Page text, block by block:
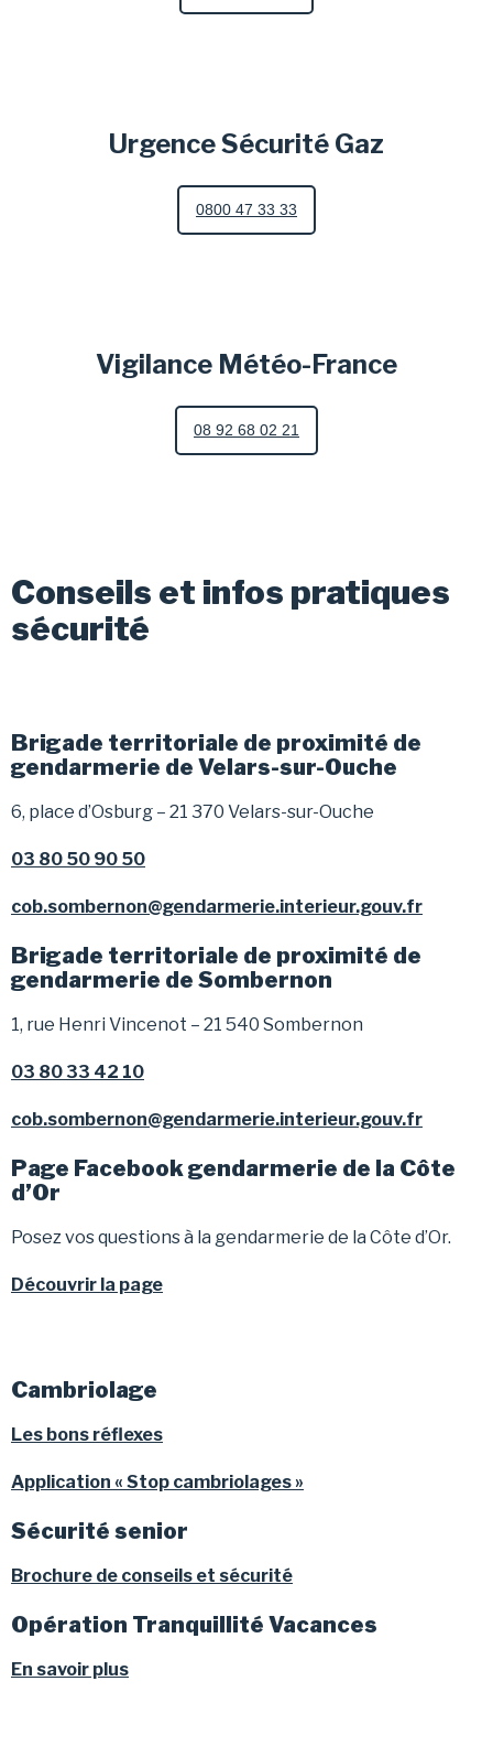
Urgence Sécurité Gaz
0800 47 33 33
Vigilance Météo-France
08 92 68 02 21
Conseils et infos pratiques
sécurité
Brigade territoriale de proximité de
gendarmerie de Velars-sur-Ouche
6, place d’Osburg – 21 370 Velars-sur-Ouche
03 80 50 90 50
cob.sombernon@gendarmerie.interieur.gouv.fr
Brigade territoriale de proximité de
gendarmerie de Sombernon
1, rue Henri Vincenot – 21 540 Sombernon
03 80 33 42 10
cob.sombernon@gendarmerie.interieur.gouv.fr
Page Facebook gendarmerie de la Côte
d’Or
Posez vos questions à la gendarmerie de la Côte d’Or.
Découvrir la page
Cambriolage
Les bons réflexes
Application « Stop cambriolages »
Sécurité senior
Brochure de conseils et sécurité
Opération Tranquillité Vacances
En savoir plus